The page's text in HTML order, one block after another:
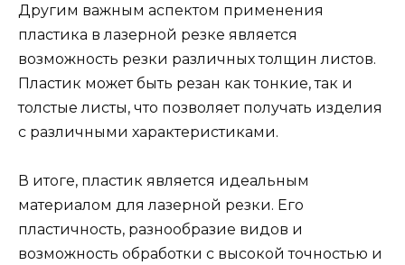
Другим важным аспектом применения
пластика в лазерной резке является
возможность резки различных толщин листов.
Пластик может быть резан как тонкие, так и
толстые листы, что позволяет получать изделия
с различными характеристиками.
В итоге, пластик является идеальным
материалом для лазерной резки. Его
пластичность, разнообразие видов и
возможность обработки с высокой точностью и